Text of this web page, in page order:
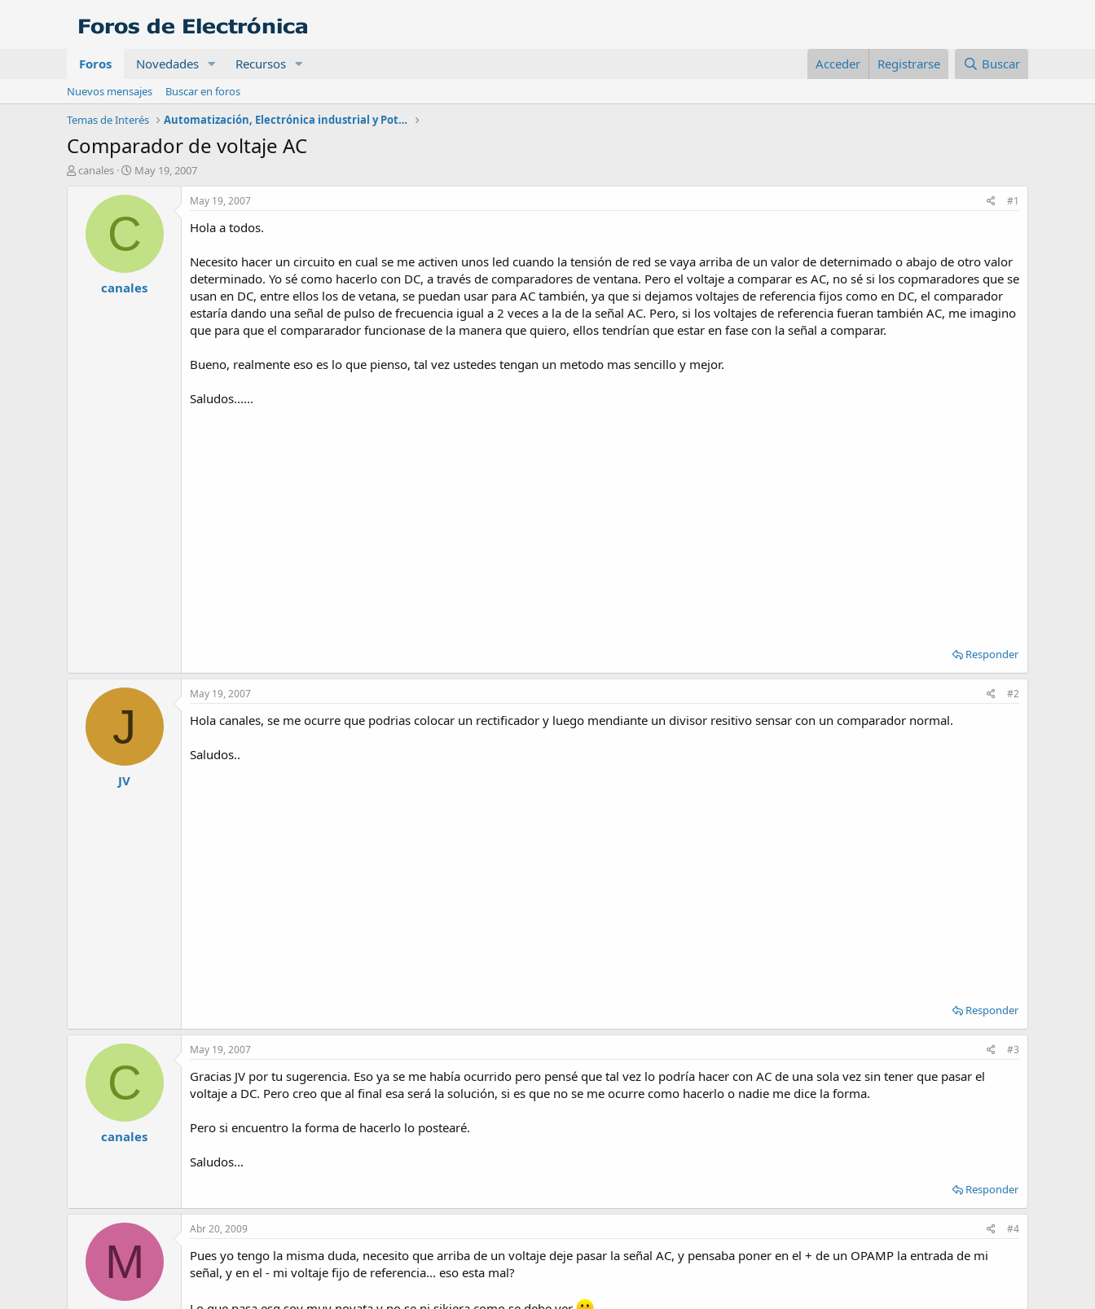
Foros Novedades Recursos Acceder Registrarse Buscar
Nuevos mensajes
Buscar en foros
Temas de Interés
Automatización, Electrónica industrial y Potencia
Comparador de voltaje AC
A
canales
F
c
a
d
i
n
May 19, 2007
C
canales
May 19, 2007 #1
Hola a todos.
Necesito hacer un circuito en cual se me activen unos led cuando la tensión de red se vaya arriba de un valor de deternimado o abajo de otro valor
determinado. Yo sé como hacerlo con DC, a través de comparadores de ventana. Pero el voltaje a comparar es AC, no sé si los copmaradores que se
usan en DC, entre ellos los de vetana, se puedan usar para AC también, ya que si dejamos voltajes de referencia fijos como en DC, el comparador
estaría dando una señal de pulso de frecuencia igual a 2 veces a la de la señal AC. Pero, si los voltajes de referencia fueran también AC, me imagino
que para que el compararador funcionase de la manera que quiero, ellos tendrían que estar en fase con la señal a comparar.
Bueno, realmente eso es lo que pienso, tal vez ustedes tengan un metodo mas sencillo y mejor.
Saludos......
Responder
J
JV
May 19, 2007 #2
Hola canales, se me ocurre que podrias colocar un rectificador y luego mendiante un divisor resitivo sensar con un comparador normal.
Saludos..
Responder
C
canales
May 19, 2007 #3
Gracias JV por tu sugerencia. Eso ya se me había ocurrido pero pensé que tal vez lo podría hacer con AC de una sola vez sin tener que pasar el
voltaje a DC. Pero creo que al final esa será la solución, si es que no se me ocurre como hacerlo o nadie me dice la forma.
Pero si encuentro la forma de hacerlo lo postearé.
Saludos...
Responder
M
Abr 20, 2009 #4
Pues yo tengo la misma duda, necesito que arriba de un voltaje deje pasar la señal AC, y pensaba poner en el + de un OPAMP la entrada de mi
señal, y en el - mi voltaje fijo de referencia... eso esta mal?